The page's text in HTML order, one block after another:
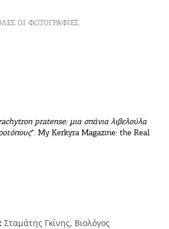
ΟΙ ΦΩΤΟΓΡΑΦΊΕΣ
pratense: μια σπάνια λιβελούλα
“. My Kerkyra Magazine: the Real
Σταμάτης Γκίνης, Βιολόγος
των χρηστών μας.
συνεχίσετε συμφωνείτε στη χρήση